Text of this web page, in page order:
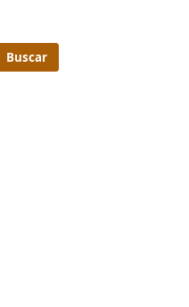
Buscar